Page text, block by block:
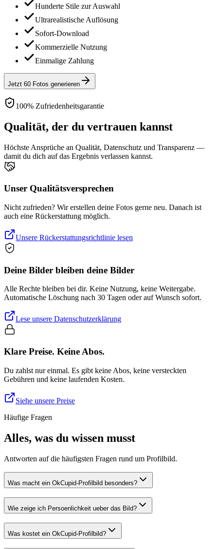
Hunderte Stile zur Auswahl
Ultrarealistische Auflösung
Sofort-Download
Kommerzielle Nutzung
Einmalige Zahlung
Jetzt 60 Fotos generieren
100% Zufriedenheitsgarantie
Qualität, der du vertrauen kannst
Höchste Ansprüche an Qualität, Datenschutz und Transparenz —
damit du dich auf das Ergebnis verlassen kannst.
Unser Qualitätsversprechen
Nicht zufrieden? Wir erstellen deine Fotos gerne neu. Danach ist
auch eine Rückerstattung möglich.
Unsere Rückerstattungsrichtlinie lesen
Deine Bilder bleiben deine Bilder
Alle Rechte bleiben bei dir. Keine Nutzung, keine Weitergabe.
Automatische Löschung nach 30 Tagen oder auf Wunsch sofort.
Lese unsere Datenschutzerklärung
Klare Preise. Keine Abos.
Du zahlst nur einmal. Es gibt keine Abos, keine versteckten
Gebühren und keine laufenden Kosten.
Siehe unsere Preise
Häufige Fragen
Alles, was du wissen musst
Antworten auf die häufigsten Fragen rund um Profilbild.
Was macht ein OkCupid-Profilbild besonders?
Wie zeige ich Persoenlichkeit ueber das Bild?
Was kostet ein OkCupid-Profilbild?